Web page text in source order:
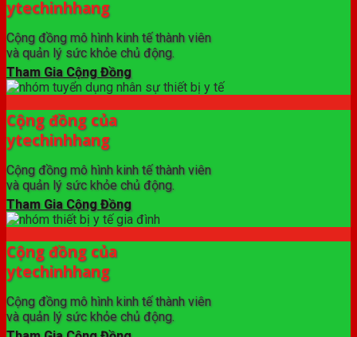
ytechinhhang
Cộng đồng mô hình kinh tế thành viên
và quản lý sức khỏe chủ động.
Tham Gia Cộng Đồng
Cộng đồng của
ytechinhhang
Cộng đồng mô hình kinh tế thành viên
và quản lý sức khỏe chủ động.
Tham Gia Cộng Đồng
Cộng đồng của
ytechinhhang
Cộng đồng mô hình kinh tế thành viên
và quản lý sức khỏe chủ động.